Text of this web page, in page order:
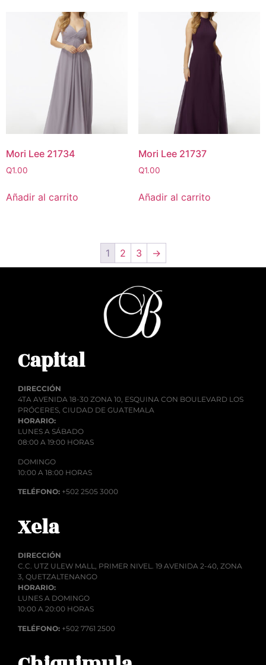
Mori Lee 21734
Q1.00
Añadir al carrito
Mori Lee 21737
Q1.00
Añadir al carrito
1 2 3 →
Capital
DIRECCIÓN
4TA AVENIDA 18-30 ZONA 10, ESQUINA CON BOULEVARD LOS
PRÓCERES, CIUDAD DE GUATEMALA
HORARIO:
LUNES A SÁBADO
08:00 A 19:00 HORAS
DOMINGO
10:00 A 18:00 HORAS
TELÉFONO: +502 2505 3000
Xela
DIRECCIÓN
C.C. UTZ ULEW MALL, PRIMER NIVEL. 19 AVENIDA 2-40, ZONA
3, QUETZALTENANGO
HORARIO:
LUNES A DOMINGO
10:00 A 20:00 HORAS
TELÉFONO: +502 7761 2500